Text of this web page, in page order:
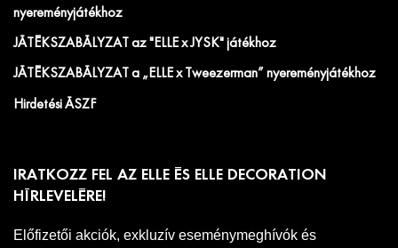
nyereményjátékhoz
JÁTÉKSZABÁLYZAT az "ELLE x JYSK" játékhoz
JÁTÉKSZABÁLYZAT a „ELLE x Tweezerman” nyereményjátékhoz
Hirdetési ÁSZF
IRATKOZZ FEL AZ ELLE ÉS ELLE DECORATION
HÍRLEVELÉRE!
Előfizetői akciók, exkluzív eseménymeghívók és